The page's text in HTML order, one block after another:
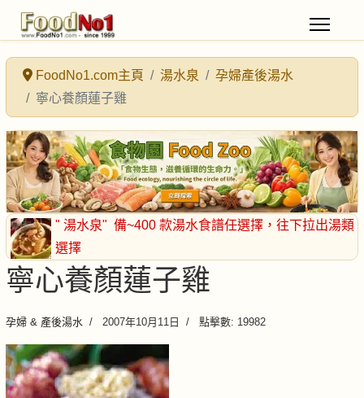
FoodNo1.com主頁 湯水泉
孕婦產後湯水
寧心養顏蓮子雞
" 湯水泉" 備~400 款湯水食譜任選擇 ，往下拉出湯類
選擇
寧心養顏蓮子雞
孕婦 & 產後湯水 2007年10月11日 點擊數: 19982